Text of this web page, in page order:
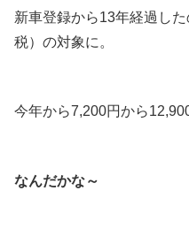
新車登録から13年経過し
税）の対象に。
今年から7,200円から
なんだかな～